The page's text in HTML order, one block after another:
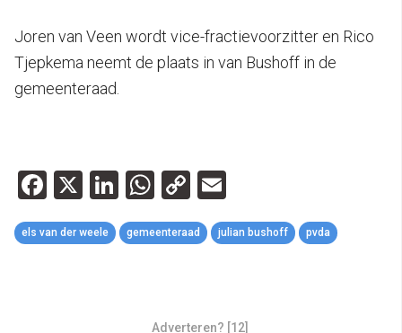
Joren van Veen wordt vice-fractievoorzitter en Rico
Tjepkema neemt de plaats in van Bushoff in de
gemeenteraad.
Facebook
X LinkedIn
WhatsApp
Copy
Link
els van der weele gemeenteraad julian bushoff pvda
Adverteren? [12]